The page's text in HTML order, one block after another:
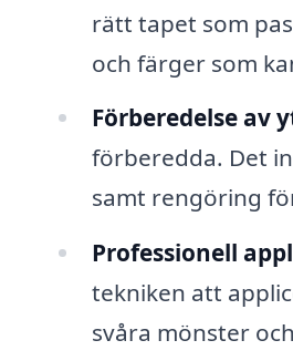
rätt tapet som
och färger som
Förberedelse av
förberedda. Det
samt rengöring
Professionell
tekniken att
svåra mönster